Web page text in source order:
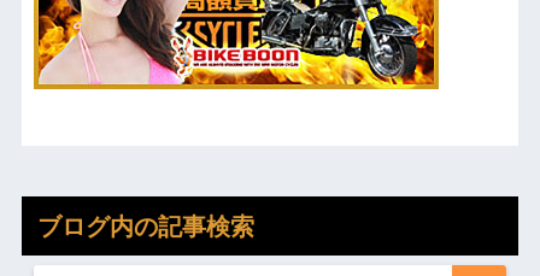
ブログ内の記事検索